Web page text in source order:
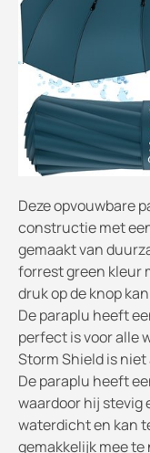
Deze opvouwbare
constructie met
gemaakt van
forrest green kleur
druk op de knop
De paraplu heeft
perfect is voor alle
Storm Shield is
De paraplu heeft
waardoor hij stevig
waterdicht en kan
gemakkelijk mee